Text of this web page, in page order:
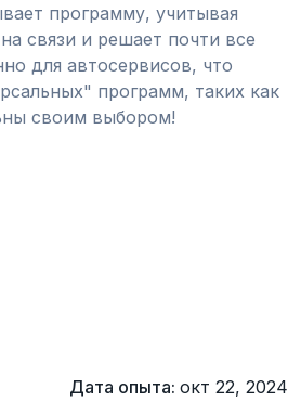
программу, учитывая
связи и решает почти все
для автосервисов, что
программ, таких как
своим выбором!
Дата опыта: окт 22, 2024